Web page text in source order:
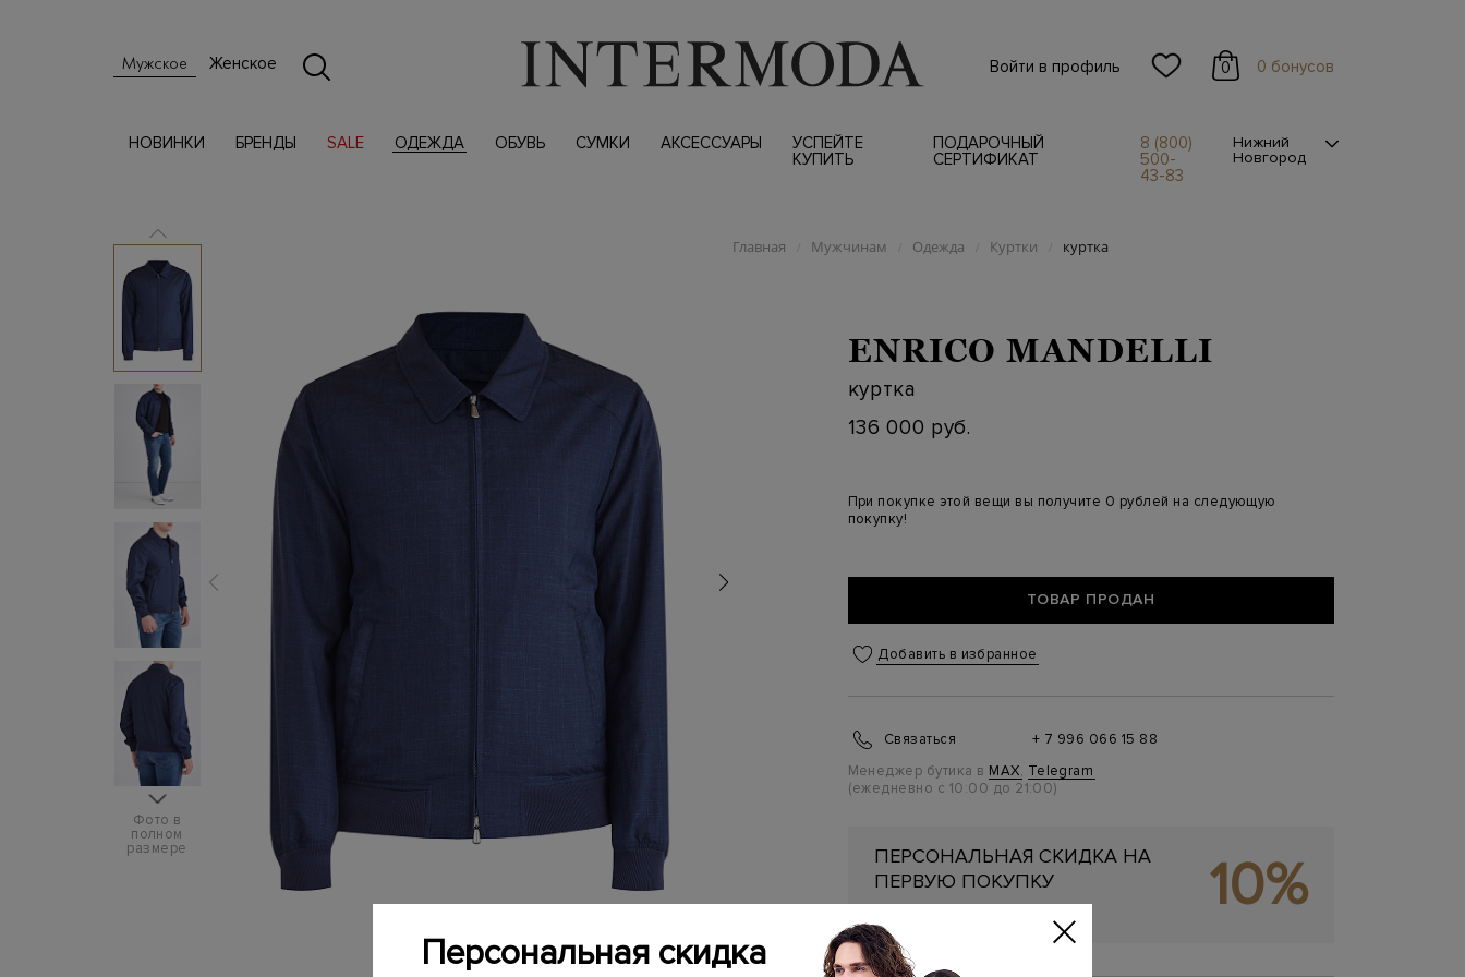
Мужское Женское Войти в профиль 0 0 бонусов
НОВИНКИ БРЕНДЫ SALE ОДЕЖДА ОБУВЬ СУМКИ АКСЕССУАРЫ
УСПЕЙТЕ
КУПИТЬ
ПОДАРОЧНЫЙ
СЕРТИФИКАТ
8 (800)
500-
43-83
Нижний
Новгород
Фото в
полном
размере
Главная / Мужчинам / Одежда / Куртки / куртка
ENRICO MANDELLI
куртка
136 000 руб.
При покупке этой вещи вы получите 0 рублей на следующую
покупку!
ТОВАР ПРОДАН
Добавить в избранное
Связаться
+ 7 996 066 15 88
Менеджер бутика в MAX, Telegram
(ежедневно с 10:00 до 21:00)
ПЕРСОНАЛЬНАЯ СКИДКА НА
ПЕРВУЮ ПОКУПКУ
10%
Персональная скидка